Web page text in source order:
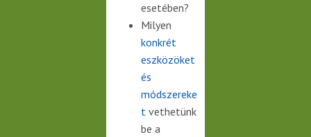
esetében?
Milyen
konkrét
eszközöket
és
módszereke
tvethetünk
be a